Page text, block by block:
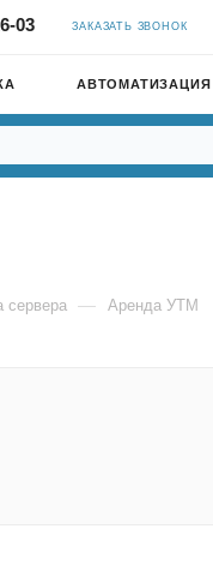
03 ЗАКАЗАТЬ ЗВОНОК
АВТОМАТИЗАЦИЯ
сервера — Аренда УТМ